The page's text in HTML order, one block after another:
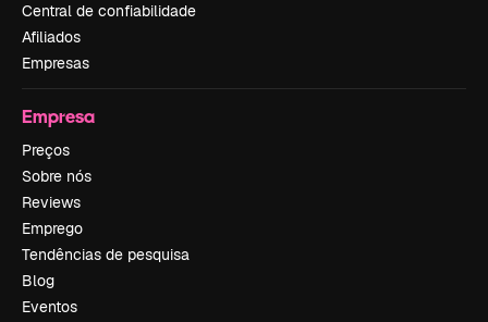
Central de confiabilidade
Afiliados
Empresas
Empresa
Preços
Sobre nós
Reviews
Emprego
Tendências de pesquisa
Blog
Eventos